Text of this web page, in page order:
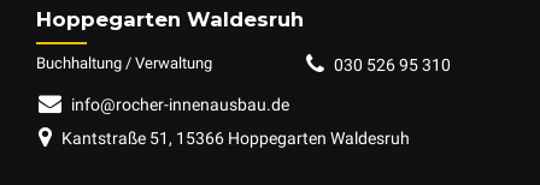
Hoppegarten Waldesruh
Buchhaltung / Verwaltung 030 526 95 310
info@rocher-innenausbau.de
Kantstraße 51, 15366 Hoppegarten Waldesruh